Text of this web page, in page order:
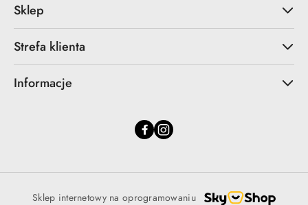
Sklep
Strefa klienta
Informacje
Sklep internetowy na oprogramowaniu